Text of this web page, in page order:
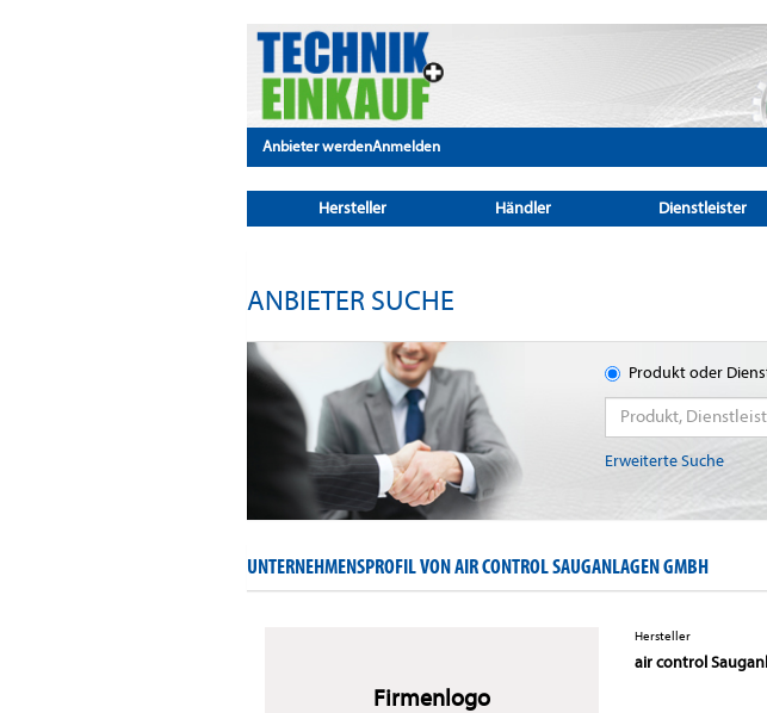
Anbieter werdenAnmelden
Hersteller Händler Dienstleister
ANBIETER SUCHE
Produkt oder
Erweiterte Suche
UNTERNEHMENSPROFIL VON AIR CONTROL SAUGANLAGEN GMBH
Firmenlogo
Hersteller
air control